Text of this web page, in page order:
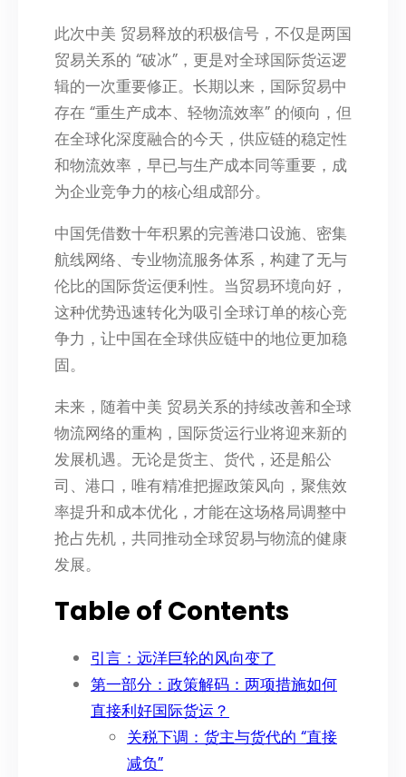
此次中美 贸易释放的积极信号，不仅是两国
贸易关系的 “破冰”，更是对全球国际货运逻
辑的一次重要修正。长期以来，国际贸易中
存在 “重生产成本、轻物流效率” 的倾向，但
在全球化深度融合的今天，供应链的稳定性
和物流效率，早已与生产成本同等重要，成
为企业竞争力的核心组成部分。
中国凭借数十年积累的完善港口设施、密集
航线网络、专业物流服务体系，构建了无与
伦比的国际货运便利性。当贸易环境向好，
这种优势迅速转化为吸引全球订单的核心竞
争力，让中国在全球供应链中的地位更加稳
固。
未来，随着中美 贸易关系的持续改善和全球
物流网络的重构，国际货运行业将迎来新的
发展机遇。无论是货主、货代，还是船公
司、港口，唯有精准把握政策风向，聚焦效
率提升和成本优化，才能在这场格局调整中
抢占先机，共同推动全球贸易与物流的健康
发展。
Table of Contents
引言：远洋巨轮的风向变了
第一部分：政策解码：两项措施如何
直接利好国际货运？
关税下调：货主与货代的 “直接
减负”